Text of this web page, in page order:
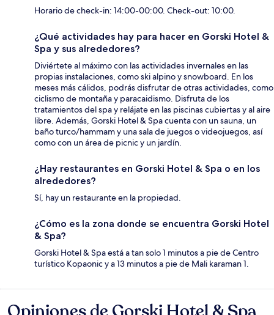
Horario de check-in: 14:00-00:00. Check-out: 10:00.
¿Qué actividades hay para hacer en Gorski Hotel &
Spa y sus alrededores?
Diviértete al máximo con las actividades invernales en las
propias instalaciones, como ski alpino y snowboard. En los
meses más cálidos, podrás disfrutar de otras actividades, como
ciclismo de montaña y paracaidismo. Disfruta de los
tratamientos del spa y relájate en las piscinas cubiertas y al aire
libre. Además, Gorski Hotel & Spa cuenta con un sauna, un
baño turco/hammam y una sala de juegos o videojuegos, así
como con un área de picnic y un jardín.
¿Hay restaurantes en Gorski Hotel & Spa o en los
alrededores?
Sí, hay un restaurante en la propiedad.
¿Cómo es la zona donde se encuentra Gorski Hotel
& Spa?
Gorski Hotel & Spa está a tan solo 1 minutos a pie de Centro
turístico Kopaonic y a 13 minutos a pie de Mali karaman 1.
Opiniones